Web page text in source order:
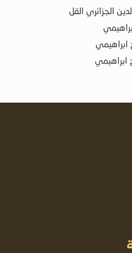
الجزائري القل
ابراهيمي
ابراهيمي